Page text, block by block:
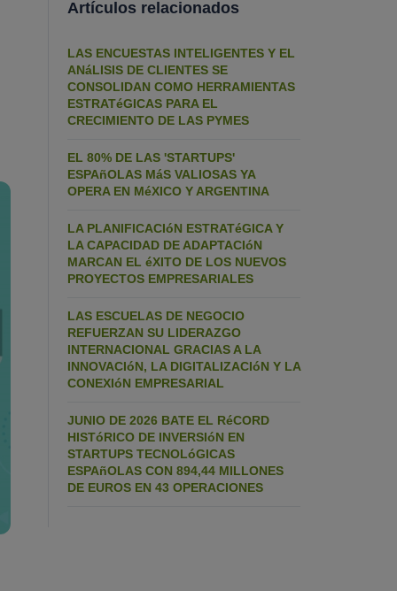
Artículos relacionados
LAS ENCUESTAS INTELIGENTES Y EL
ANáLISIS DE CLIENTES SE
CONSOLIDAN COMO HERRAMIENTAS
ESTRATéGICAS PARA EL
CRECIMIENTO DE LAS PYMES
EL 80% DE LAS 'STARTUPS'
ESPAñOLAS MáS VALIOSAS YA
OPERA EN MéXICO Y ARGENTINA
LA PLANIFICACIóN ESTRATéGICA Y
LA CAPACIDAD DE ADAPTACIóN
MARCAN EL éXITO DE LOS NUEVOS
PROYECTOS EMPRESARIALES
LAS ESCUELAS DE NEGOCIO
REFUERZAN SU LIDERAZGO
INTERNACIONAL GRACIAS A LA
INNOVACIóN, LA DIGITALIZACIóN Y LA
CONEXIóN EMPRESARIAL
JUNIO DE 2026 BATE EL RéCORD
HISTóRICO DE INVERSIóN EN
STARTUPS TECNOLóGICAS
ESPAñOLAS CON 894,44 MILLONES
DE EUROS EN 43 OPERACIONES